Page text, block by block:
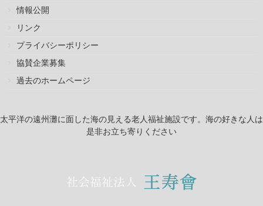
情報公開
リンク
プライバシーポリシー
協賛企業募集
過去のホームページ
太平洋の遠州灘に面した海の見える老人福祉施設です。海の好きな人は
是非お立ち寄りください